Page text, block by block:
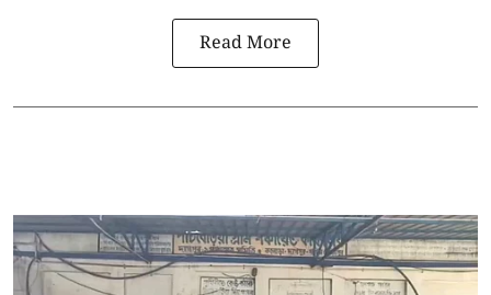
Read More